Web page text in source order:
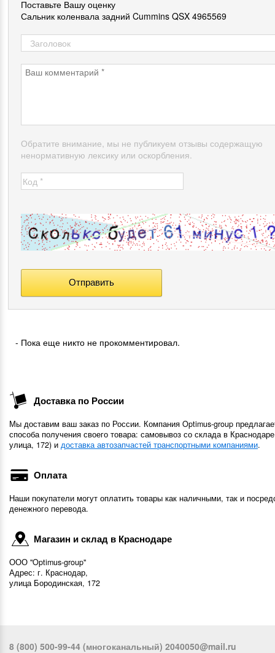
Поставьте Вашу оценку
Сальник коленвала задний Cummins QSX 4965569
Обратите внимание, мы не публикуем отзывы содержащую
ненормативную лексику или оскорбления.
- Пока еще никто не прокомментировал.
Доставка по России
Мы доставим ваш заказ по России. Компания Optimus-group
способа получения своего товара: самовывоз со склада в
улица, 172) и доставка автозапчастей транспортными компаниями.
Оплата
Наши покупатели могут оплатить товары как наличными, так и
денежного перевода.
Магазин и склад в Краснодаре
ООО "Optimus-group"
Адрес: г. Краснодар,
улица Бородинская, 172
8 (800) 500-99-44 (многоканальный) 2040050@mail.ru